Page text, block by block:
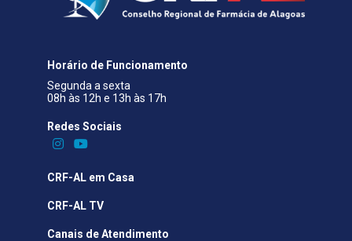
Horário de Funcionamento
Segunda a sexta
08h às 12h e 13h às 17h
Redes Sociais​
CRF-AL em Casa
CRF-AL TV
Canais de Atendimento